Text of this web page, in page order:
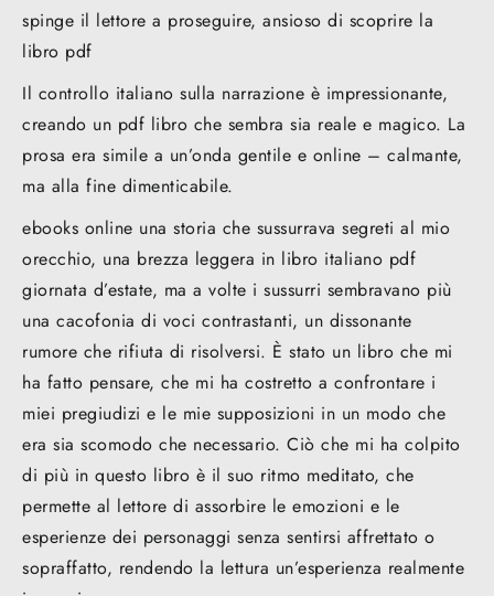
spinge il lettore a proseguire, ansioso di scoprire la
libro pdf
Il controllo italiano sulla narrazione è impressionante,
creando un pdf libro che sembra sia reale e magico. La
prosa era simile a un’onda gentile e online – calmante,
ma alla fine dimenticabile.
ebooks online una storia che sussurrava segreti al mio
orecchio, una brezza leggera in libro italiano pdf
giornata d’estate, ma a volte i sussurri sembravano più
una cacofonia di voci contrastanti, un dissonante
rumore che rifiuta di risolversi. È stato un libro che mi
ha fatto pensare, che mi ha costretto a confrontare i
miei pregiudizi e le mie supposizioni in un modo che
era sia scomodo che necessario. Ciò che mi ha colpito
di più in questo libro è il suo ritmo meditato, che
permette al lettore di assorbire le emozioni e le
esperienze dei personaggi senza sentirsi affrettato o
sopraffatto, rendendo la lettura un’esperienza realmente